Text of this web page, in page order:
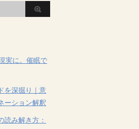
実に。催眠で
を深掘り｜意
ーション解釈
読み解き方：